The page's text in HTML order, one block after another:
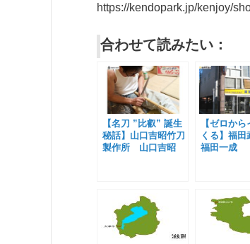
https://kendopark.jp/kenjoy/
合わせて読みたい：
【名刀 ”比叡” 誕生
秘話】山口吉昭竹刀
製作所 山口吉昭
【ゼロか
くる】福
福田一成